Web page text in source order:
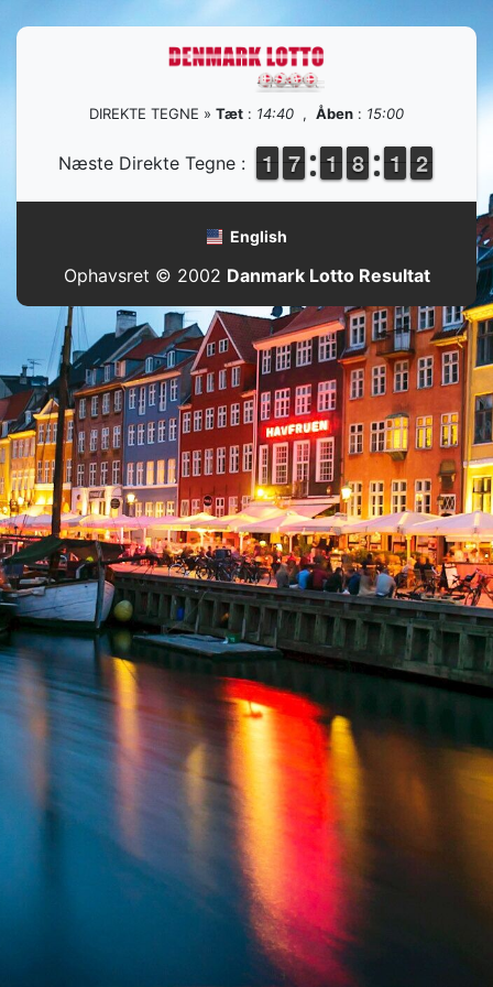
DIREKTE TEGNE » Tæt : 14:40 , Åben : 15:00
Næste Direkte Tegne : 1
1
1
1 6
6
7
7 1
1
1
1 7
7
8
8 1
1
1
1 2
2
1
English
Ophavsret © 2002 Danmark Lotto Resultat